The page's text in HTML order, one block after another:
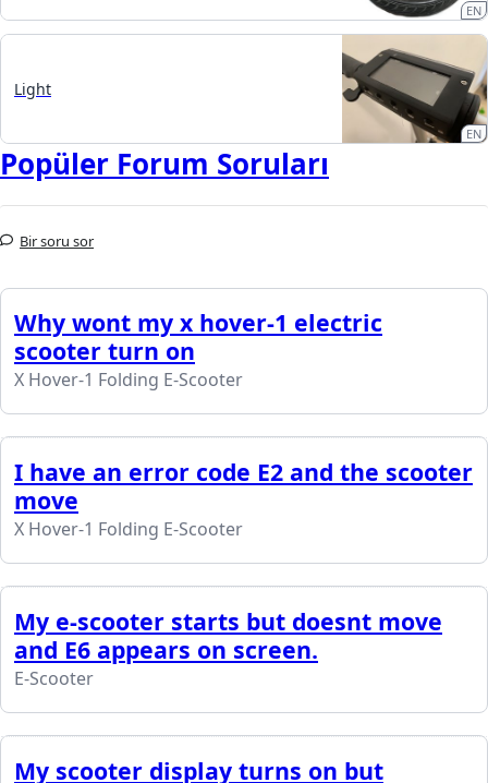
EN
Light
EN
Popüler Forum Soruları
Bir soru sor
Why wont my x hover-1 electric
scooter turn on
X Hover-1 Folding E-Scooter
I have an error code E2 and the scooter
move
X Hover-1 Folding E-Scooter
My e-scooter starts but doesnt move
and E6 appears on screen.
E-Scooter
My scooter display turns on but